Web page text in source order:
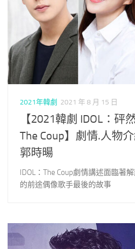
2021年韓劇 2021 年 8 月 15 日
【2021韓劇 IDOL：砰
The Coup】劇情.人物
郭時暘
IDOL：The Coup劇情講述面臨著
的前途偶像歌手最後的故事